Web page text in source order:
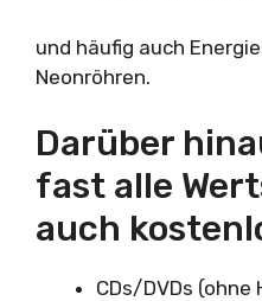
und häufig auch
Neonröhren.
Darüber
fast alle
auch
CDs/DVDs (ohne